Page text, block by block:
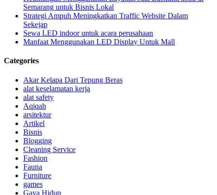
Semarang untuk Bisnis Lokal
Strategi Ampuh Meningkatkan Traffic Website Dalam
Sekejap
Sewa LED indoor untuk acara perusahaan
Manfaat Menggunakan LED Display Untuk Mall
Categories
Akar Kelapa Dari Tepung Beras
alat keselamatan kerja
alat safety
Aqiqah
arsitektur
Artikel
Bisnis
Blogging
Cleaning Service
Fashion
Fauna
Furniture
games
Gaya Hidup